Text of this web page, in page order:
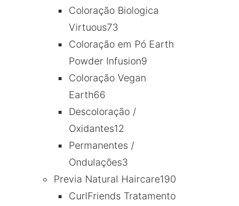
Coloração Biologica
Virtuous73
Coloração em Pó Earth
Powder Infusion9
Coloração Vegan
Earth66
Descoloração /
Oxidantes12
Permanentes /
Ondulações3
Previa Natural Haircare190
CurlFriends Tratamento